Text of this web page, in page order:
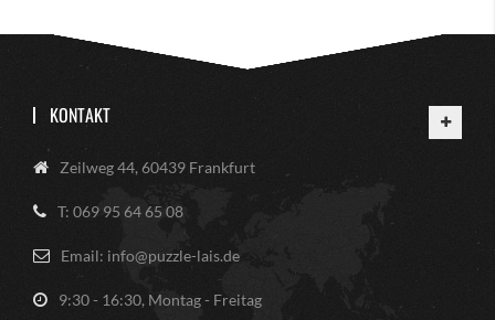
KONTAKT
Zeilweg 44, 60439 Frankfurt
T: 069 95 64 65 08
Email: info@puzzle-lais.de
9:30 - 16:30, Montag - Freitag